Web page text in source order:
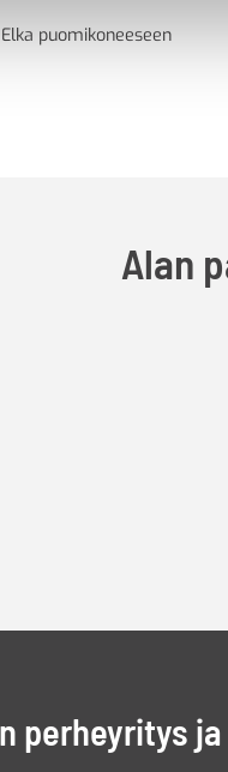
puomikoneeseen
Alan
perheyritys